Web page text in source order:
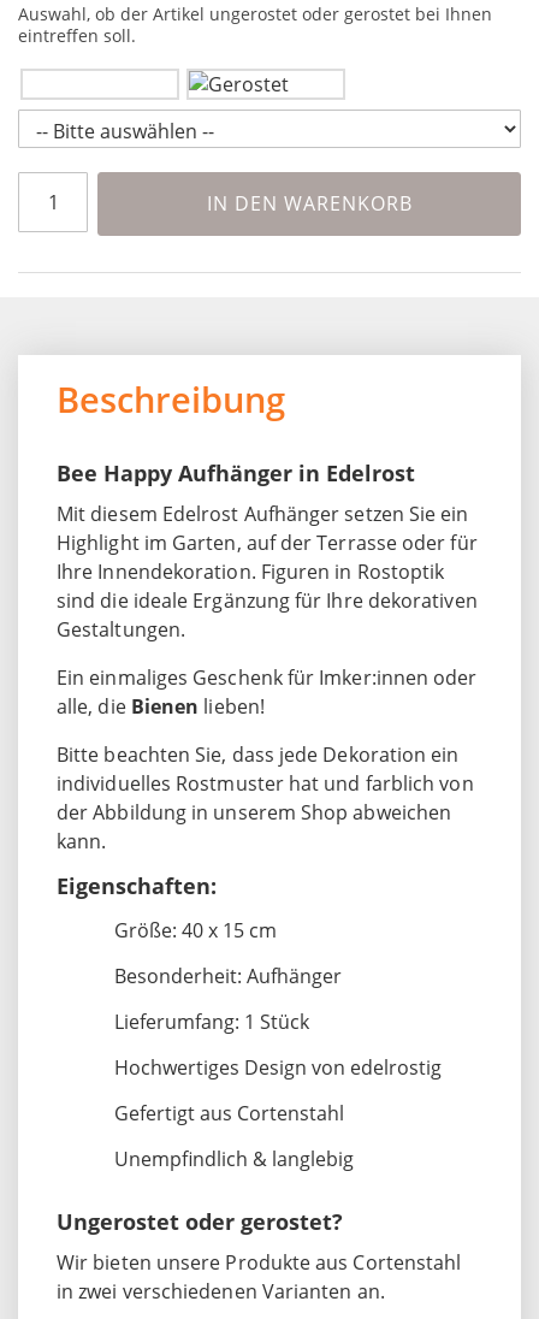
Auswahl, ob der Artikel ungerostet oder gerostet bei Ihnen
eintreffen soll.
IN DEN WARENKORB
Beschreibung
Bee Happy Aufhänger in Edelrost
Mit diesem Edelrost Aufhänger setzen Sie ein
Highlight im Garten, auf der Terrasse oder für
Ihre Innendekoration. Figuren in Rostoptik
sind die ideale Ergänzung für Ihre dekorativen
Gestaltungen.
Ein einmaliges Geschenk für Imker:innen oder
alle, die Bienen lieben!
Bitte beachten Sie, dass jede Dekoration ein
individuelles Rostmuster hat und farblich von
der Abbildung in unserem Shop abweichen
kann.
Eigenschaften:
Größe: 40 x 15 cm
Besonderheit: Aufhänger
Lieferumfang: 1 Stück
Hochwertiges Design von edelrostig
Gefertigt aus Cortenstahl
Unempfindlich & langlebig
Ungerostet oder gerostet?
Wir bieten unsere Produkte aus Cortenstahl
in zwei verschiedenen Varianten an.